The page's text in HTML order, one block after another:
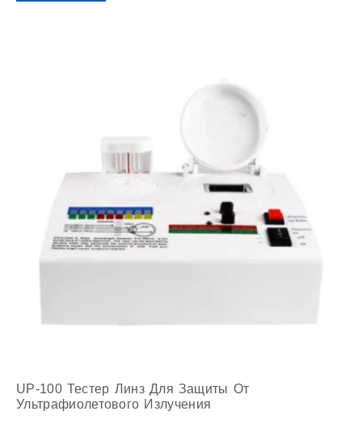
UP-100 Тестер Линз Для Защиты От
Ультрафиолетового Излучения